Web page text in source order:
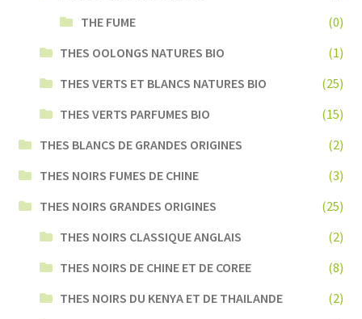
THE FUME
(0)
THES OOLONGS NATURES BIO
(1)
THES VERTS ET BLANCS NATURES BIO
(25)
THES VERTS PARFUMES BIO
(15)
THES BLANCS DE GRANDES ORIGINES
(2)
THES NOIRS FUMES DE CHINE
(3)
THES NOIRS GRANDES ORIGINES
(25)
THES NOIRS CLASSIQUE ANGLAIS
(2)
THES NOIRS DE CHINE ET DE COREE
(8)
THES NOIRS DU KENYA ET DE THAILANDE
(2)